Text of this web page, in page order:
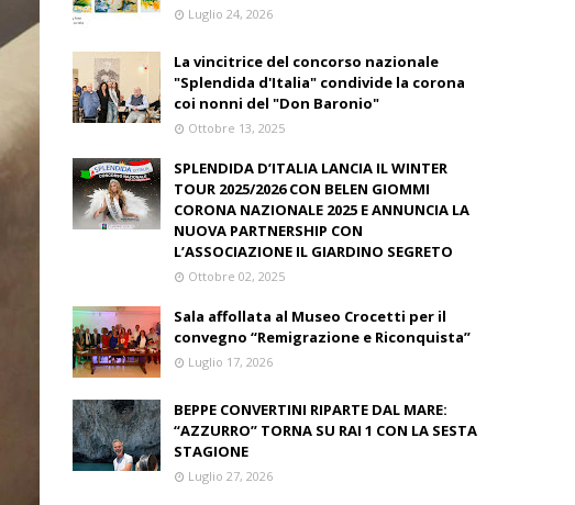
Luglio 24, 2026
La vincitrice del concorso nazionale
"Splendida d'Italia" condivide la corona
coi nonni del "Don Baronio"
Ottobre 13, 2025
SPLENDIDA D’ITALIA LANCIA IL WINTER
TOUR 2025/2026 CON BELEN GIOMMI
CORONA NAZIONALE 2025 E ANNUNCIA LA
NUOVA PARTNERSHIP CON
L’ASSOCIAZIONE IL GIARDINO SEGRETO
Ottobre 02, 2025
Sala affollata al Museo Crocetti per il
convegno “Remigrazione e Riconquista”
Luglio 17, 2026
BEPPE CONVERTINI RIPARTE DAL MARE:
“AZZURRO” TORNA SU RAI 1 CON LA SESTA
STAGIONE
Luglio 27, 2026